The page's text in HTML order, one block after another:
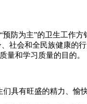
预防为主”的卫生工作
社会和全民族健康的
量和学习质量的目的。
具有旺盛的精力、愉